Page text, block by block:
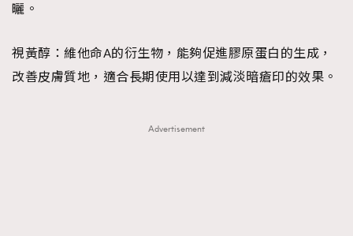
曬。
視黃醇： 維他命A的衍生物，能夠促進膠原蛋白的生成，
改善皮膚質地，適合長期使用以達到減淡暗瘡印的效果。
Advertisement